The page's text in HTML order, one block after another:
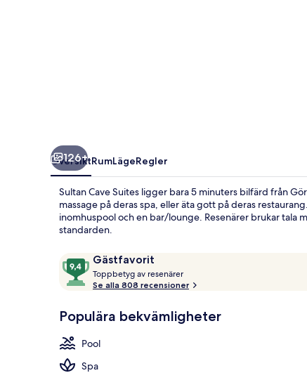
126+
ÖversiktRumLägeRegler
Sultan Cave Suites ligger bara 5 minuters bilfärd från
massage på deras spa, eller äta gott på deras
inomhuspool och en bar/lounge. Resenärer brukar tala
standarden.
RecensionerGästfavorit
9,4
av
10,
Toppbetyg av resenärer
o
p
b
Se alla 808 recensioner
Populära bekvämligheter
Pool
Spa